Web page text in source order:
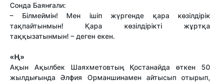
Сонда Баянғали:
– Білмеймін! Мен ішіп жүргенде қара көзілдірік
тақпайтынмын! Қара көзілдірікті жұртқа
таққызатынмын! – деген екен.
«Ң»
Ақын Ақылбек Шаяхметовтың Қостанайда өткен 50
жылдығында Әлфия Орманшинамен айтысып отырып,